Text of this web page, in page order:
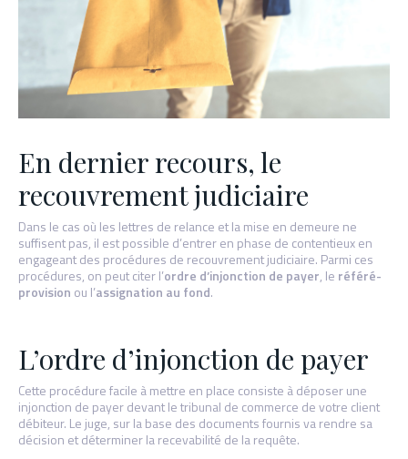
En dernier recours, le
recouvrement judiciaire
Dans le cas où les lettres de relance et la mise en demeure ne
suffisent pas, il est possible d’entrer en phase de contentieux en
engageant des procédures de recouvrement judiciaire. Parmi ces
procédures, on peut citer l’ordre d’injonction de payer, le référé-
provision ou l’assignation au fond.
L’ordre d’injonction de payer
Cette procédure facile à mettre en place consiste à déposer une
injonction de payer devant le tribunal de commerce de votre client
débiteur. Le juge, sur la base des documents fournis va rendre sa
décision et déterminer la recevabilité de la requête.